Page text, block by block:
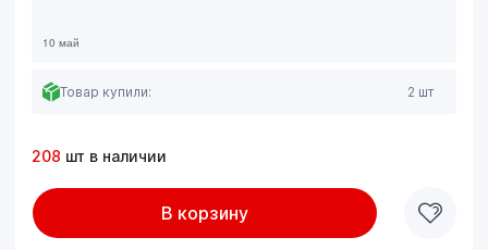
Товар купили: 2 шт
208 шт в наличии
В корзину